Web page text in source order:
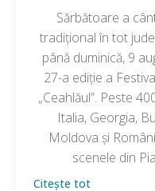
Sărbătoare a
tradițional în tot
până duminică, 9
27-a ediție a
„Ceahlăul”. Peste
Italia, Georgia,
Moldova și
scenele din
Citește tot